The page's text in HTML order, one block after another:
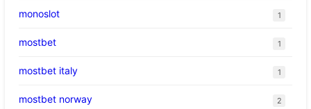
monoslot 1
mostbet 1
mostbet italy 1
mostbet norway 2